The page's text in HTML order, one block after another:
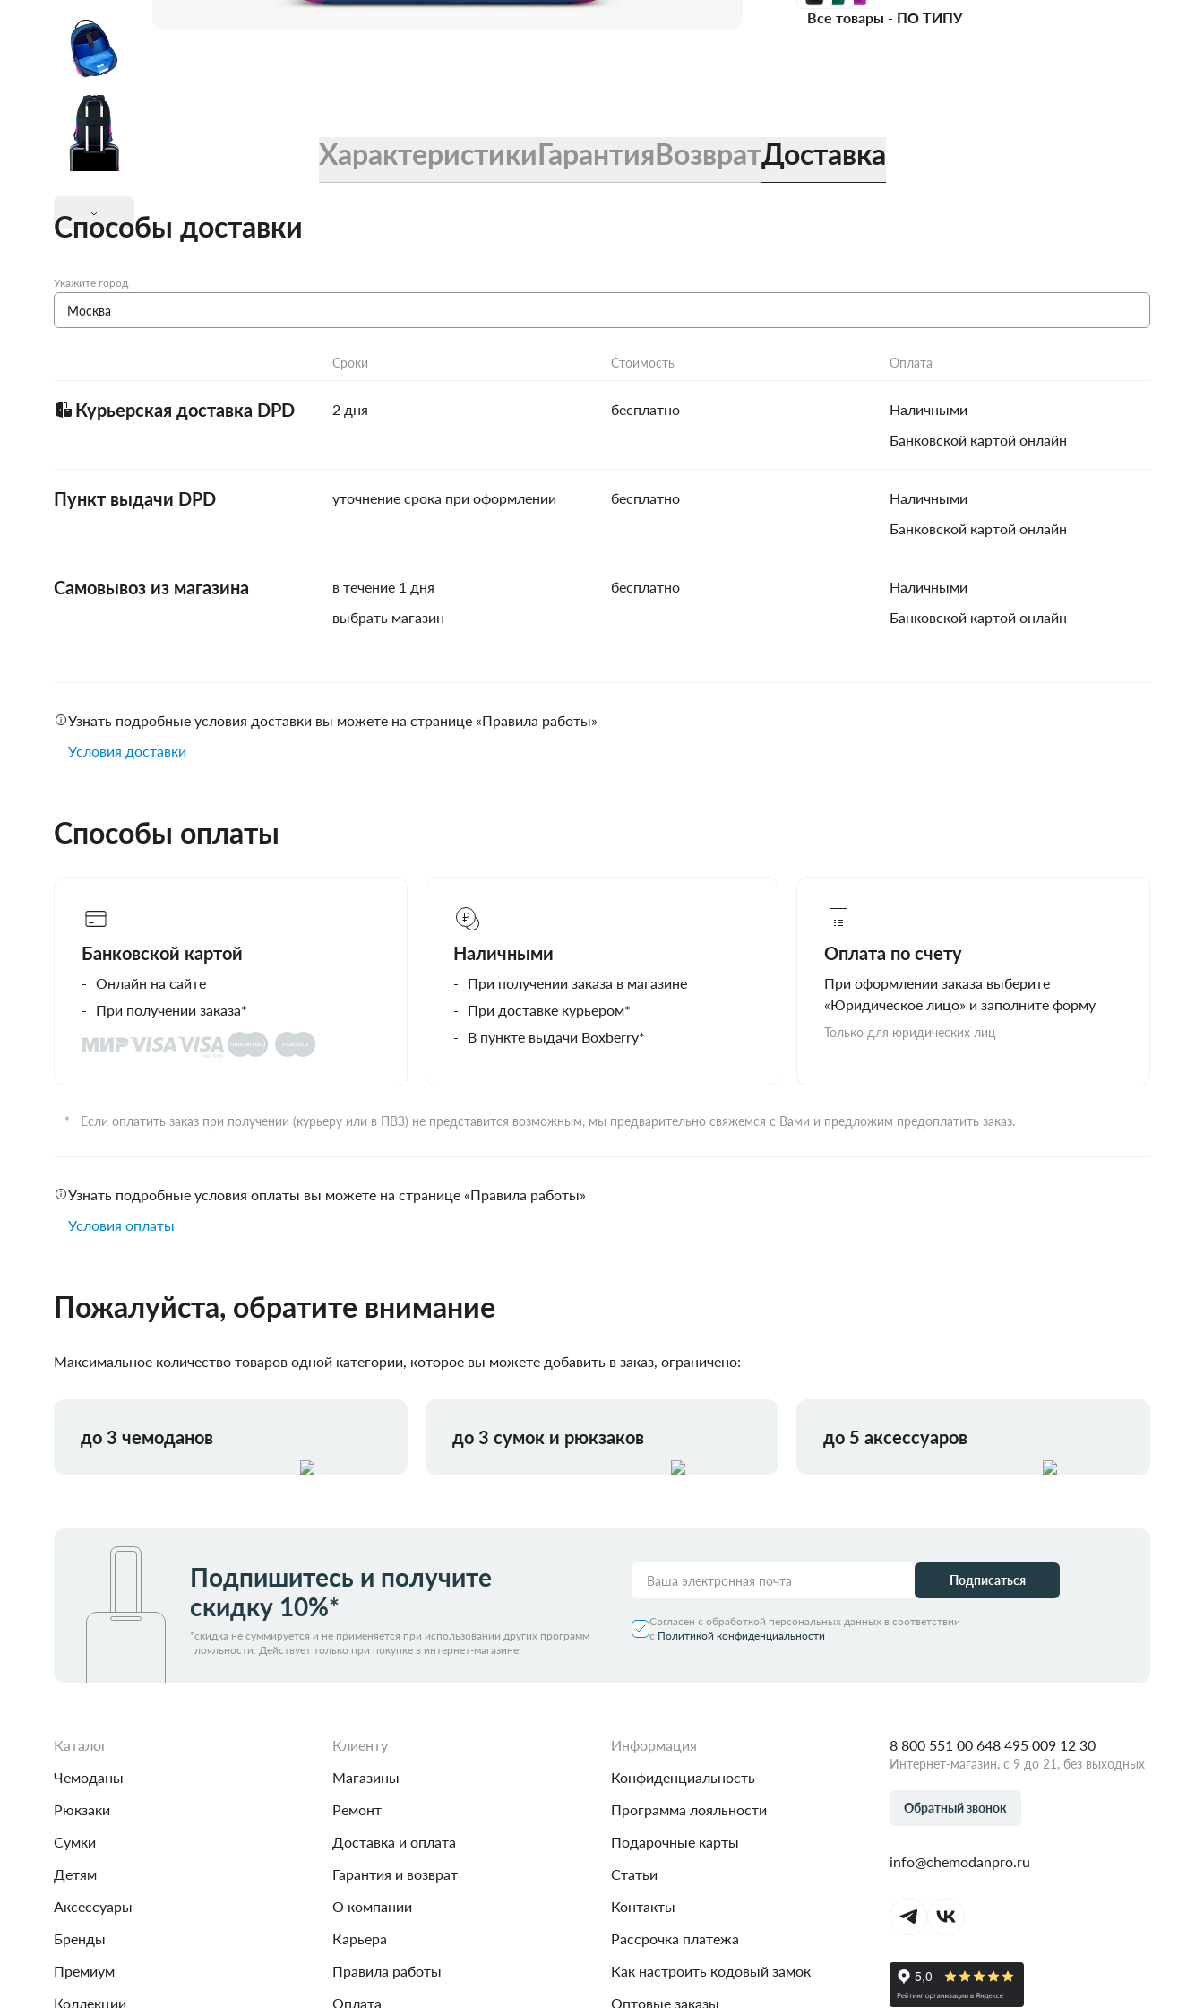
Купить подарочную карту
Подарочная карта
Купить подарочную карту
Все товары - ПО ТИПУ
ХарактеристикиГарантияВозвратДоставка
Способы доставки
Укажите город
Сроки Стоимость Оплата
Курьерская доставка DPD 2 дня бесплатно
Наличными
Банковской картой онлайн
Пункт выдачи DPD уточнение срока при оформлении бесплатно
Наличными
Банковской картой онлайн
Самовывоз из магазина
в течение 1 дня
выбрать магазин
бесплатно
Наличными
Банковской картой онлайн
Узнать подробные условия доставки вы можете на странице «Правила работы»
Условия доставки
Способы оплаты
Банковской картой
Онлайн на сайте
При получении заказа*
Наличными
При получении заказа в магазине
При доставке курьером*
В пункте выдачи Boxberry*
Оплата по счету
При оформлении заказа выберите
«Юридическое лицо» и заполните форму
Только для юридических лиц
Если оплатить заказ при получении (курьеру или в ПВЗ) не представится возможным, мы предварительно свяжемся с Вами и предложим предоплатить заказ.
Узнать подробные условия оплаты вы можете на странице «Правила работы»
Условия оплаты
Пожалуйста, обратите внимание
Максимальное количество товаров одной категории, которое вы можете добавить в заказ, ограничено:
до 3 чемоданов до 3 сумок и рюкзаков до 5 аксессуаров
Подпишитесь и получите
скидку 10%*
*скидка не суммируется и не применяется при использовании других программ
лояльности. Действует только при покупке в интернет-магазине.
Подписаться
Согласен с обработкой персональных данных в соответствии
с Политикой конфиденциальности
Каталог
Чемоданы
Рюкзаки
Сумки
Детям
Аксессуары
Бренды
Премиум
Коллекции
Клиенту
Магазины
Ремонт
Доставка и оплата
Гарантия и возврат
О компании
Карьера
Правила работы
Оплата
Информация
Конфиденциальность
Программа лояльности
Подарочные карты
Статьи
Контакты
Рассрочка платежа
Как настроить кодовый замок
Оптовые заказы
8 800 551 00 648 495 009 12 30
Интернет-магазин, с 9 до 21, без выходных
Обратный звонок
info@chemodanpro.ru